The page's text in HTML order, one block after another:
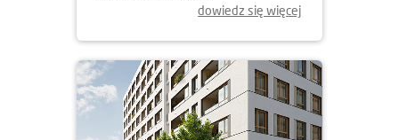
dowiedz się więcej